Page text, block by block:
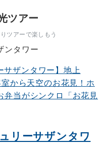
ツアー
ツアーで楽しもう
ンタワー
リーサザンタワ